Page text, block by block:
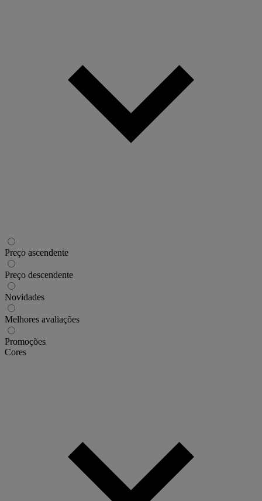
Preço ascendente
Preço descendente
Novidades
Melhores avaliações
Promoções
Cores